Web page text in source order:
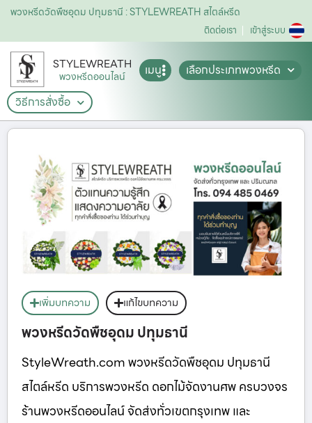
พวงหรีดวัดพืชอุดม ปทุมธานี : STYLEWREATH สไตล์หรีด
ติดต่อเรา เข้าสู่ระบบ
STYLEWREATH
พวงหรีดออนไลน์ เมนู
เลือกประเภทพวงหรีด
วิธีการสั่งซื้อ
เพิ่มบทความ แก้ไขบทความ
พวงหรีดวัดพืชอุดม ปทุมธานี
StyleWreath.com พวงหรีดวัดพืชอุดม ปทุมธานี
สไตล์หรีด บริการพวงหรีด ดอกไม้จัดงานศพ ครบวงจร
ร้านพวงหรีดออนไลน์ จัดส่งทั่วเขตกรุงเทพ และ